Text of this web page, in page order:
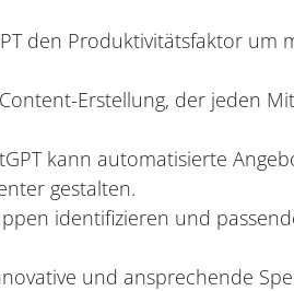
den Produktivitätsfaktor um
Erstellung, der jeden
kann automatisierte
gestalten.
identifizieren und
und ansprechende